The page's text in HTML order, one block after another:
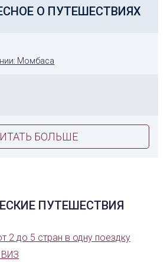
О ПУТЕШЕСТВИЯХ
Момбаса
БОЛЬШЕ
ПУТЕШЕСТВИЯ
2 до 5 стран в одну поездку
ВИЗ